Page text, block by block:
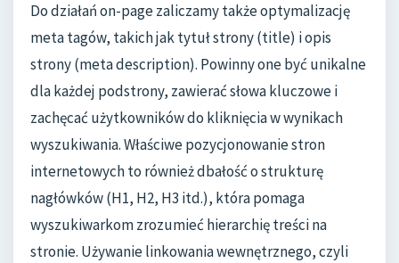
Do działań on-page zaliczamy także optymalizację
meta tagów, takich jak tytuł strony (title) i opis
strony (meta description). Powinny one być unikalne
dla każdej podstrony, zawierać słowa kluczowe i
zachęcać użytkowników do kliknięcia w wynikach
wyszukiwania. Właściwe pozycjonowanie stron
internetowych to również dbałość o strukturę
nagłówków (H1, H2, H3 itd.), która pomaga
wyszukiwarkom zrozumieć hierarchię treści na
stronie. Używanie linkowania wewnętrznego, czyli